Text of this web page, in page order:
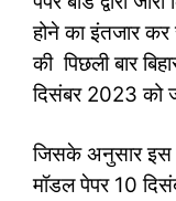
होने का इंतजार
की पिछली बार
दिसंबर 2023 को
जिसके अनुसार इस
मॉडल पेपर 10